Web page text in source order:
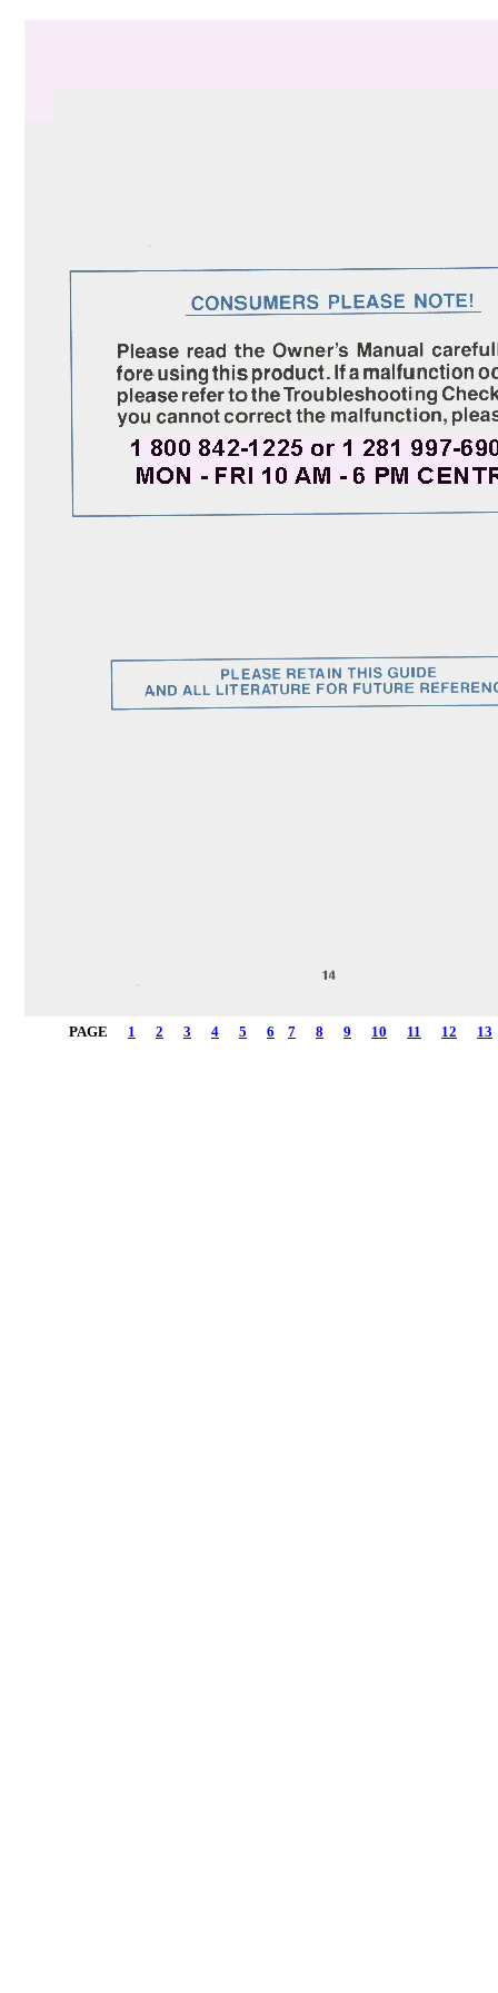
PAGE 1 2 3 4 5 6 7 8 9 10 11 12 13